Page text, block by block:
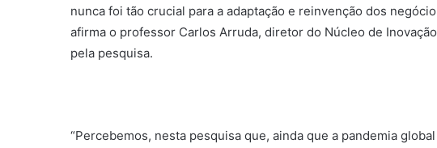
nunca foi tão crucial para a adaptação e reinvenção dos
afirma o professor Carlos Arruda, diretor do Núcleo de
pela pesquisa.
“Percebemos, nesta pesquisa que, ainda que a pandemia